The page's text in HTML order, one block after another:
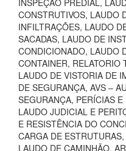
INSPEÇÃO PREDIAL,
CONSTRUTIVOS, LAUDO
INFILTRAÇÕES, LAUDO
SACADAS, LAUDO DE
CONDICIONADO, LAUDO
CONTAINER, RELATORIO
LAUDO DE VISTORIA DE
DE SEGURANÇA, AVS –
SEGURANÇA, PERÍCIAS
LAUDO JUDICIAL E
E RESISTÊNCIA DO
CARGA DE
LAUDO DE CAMINHÃO,